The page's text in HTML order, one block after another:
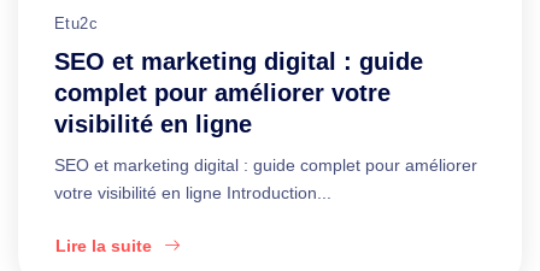
Etu2c
SEO et marketing digital : guide
complet pour améliorer votre
visibilité en ligne
SEO et marketing digital : guide complet pour améliorer
votre visibilité en ligne Introduction...
Lire la suite